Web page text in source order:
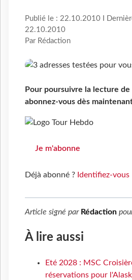
Publié le : 22.10.2010 I
22.10.2010
Par Rédaction
Pour poursuivre la lecture
abonnez-vous dès
Je m'abonne
Déjà abonné ? Identifiez-vous
Article signé par Rédaction
À lire aussi
Eté 2028 : MSC
réservations pour